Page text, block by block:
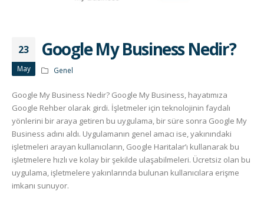
23
May
Google My Business Nedir?
Genel
Google My Business Nedir? Google My Business, hayatımıza
Google Rehber olarak girdi. İşletmeler için teknolojinin faydalı
yönlerini bir araya getiren bu uygulama, bir süre sonra Google My
Business adını aldı. Uygulamanın genel amacı ise, yakınındaki
işletmeleri arayan kullanıcıların, Google Haritalar’ı kullanarak bu
işletmelere hızlı ve kolay bir şekilde ulaşabilmeleri. Ücretsiz olan bu
uygulama, işletmelere yakınlarında bulunan kullanıcılara erişme
imkanı sunuyor.